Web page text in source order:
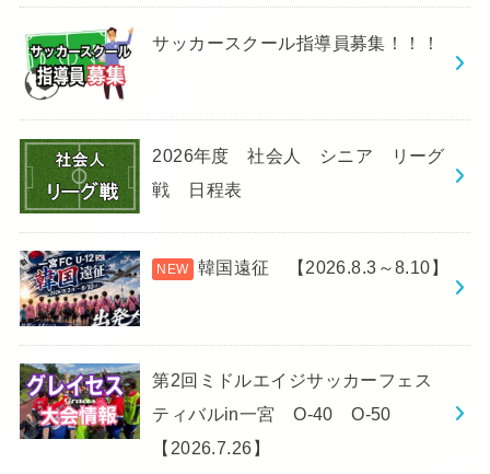
サッカースクール指導員募集！！！
2026年度 社会人 シニア リーグ
戦 日程表
韓国遠征 【2026.8.3～8.10】
第2回ミドルエイジサッカーフェス
ティバルin一宮 O-40 O-50
【2026.7.26】